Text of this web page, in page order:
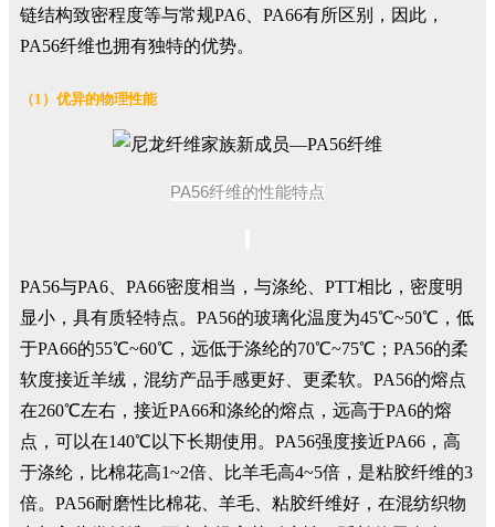
链结构致密程度等与常规PA6、PA66有所区别，因此，
PA56纤维也拥有独特的优势。
（1）优异的物理性能
PA56纤维的性能特点
PA56与PA6、PA66密度相当，与涤纶、PTT相比，密度明
显小，具有质轻特点。PA56的玻璃化温度为45℃~50℃，低
于PA66的55℃~60℃，远低于涤纶的70℃~75℃；PA56的柔
软度接近羊绒，混纺产品手感更好、更柔软。PA56的熔点
在260℃左右，接近PA66和涤纶的熔点，远高于PA6的熔
点，可以在140℃以下长期使用。PA56强度接近PA66，高
于涤纶，比棉花高1~2倍、比羊毛高4~5倍，是粘胶纤维的3
倍。PA56耐磨性比棉花、羊毛、粘胶纤维好，在混纺织物